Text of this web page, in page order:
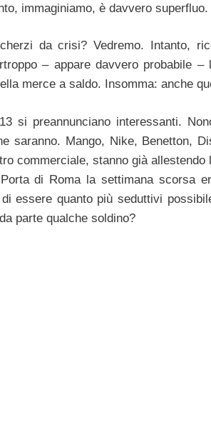
immaginiamo, è davvero superfluo.
da crisi? Vedremo. Intanto,
– appare davvero probabile
merce a saldo. Insomma: anche
si preannunciano interessanti.
saranno. Mango, Nike, Benetton,
commerciale, stanno già
di Roma la settimana scorsa
essere quanto più seduttivi
parte qualche soldino?